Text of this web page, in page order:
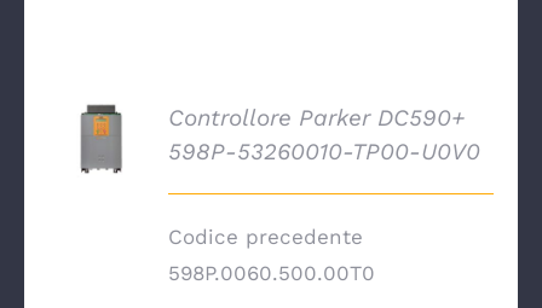
DETTAGLI
Controllore Parker DC590+
598P-53260010-TP00-U0V0
Codice precedente
598P.0060.500.00T0